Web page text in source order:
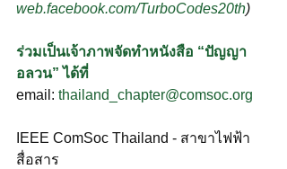
web.facebook.com/TurboCodes20th)
ร่วมเป็นเจ้าภาพจัดทำหนังสือ “ปัญญา
อลวน” ได้ที่
email: thailand_chapter@comsoc.org
IEEE ComSoc Thailand - สาขาไฟฟ้า
สื่อสาร